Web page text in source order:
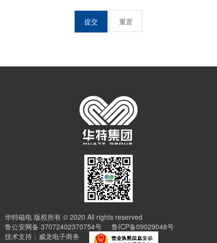
华特磁电 版权所有 © 2020 All rights reserved
鲁公安网备 37072402370754号
鲁ICP备09029048号
技术支持： 威龙电子商务